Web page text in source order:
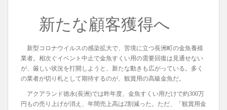
新たな顧客獲得へ
新型コロナウイルスの感染拡大で、苦境に立つ長洲町の金魚養殖
業者。相次ぐイベント中止で金魚すくい用の需要回復は見通せない
が、厳しい状況を打開しようと、新たな動きも広がっている。多く
の業者が切り札として期待するのが、観賞用の高級金魚だ。
アクアランド徳永(長洲)では昨年度、金魚すくい用だけで約300万
円もの売り上げが消え、年間売上高は2割減った。ただ、「観賞用金